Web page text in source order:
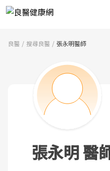
良醫 搜尋良醫 張永明醫師
張永明 醫